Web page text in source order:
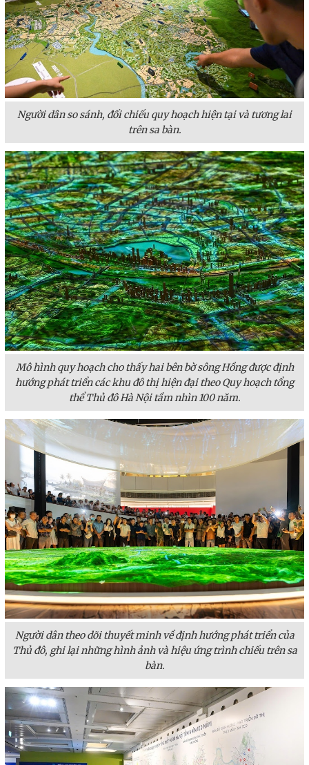
Người dân so sánh, đối chiếu quy hoạch hiện tại và tương lai
trên sa bàn.
Mô hình quy hoạch cho thấy hai bên bờ sông Hồng được định
hướng phát triển các khu đô thị hiện đại theo Quy hoạch tổng
thể Thủ đô Hà Nội tầm nhìn 100 năm.
Người dân theo dõi thuyết minh về định hướng phát triển của
Thủ đô, ghi lại những hình ảnh và hiệu ứng trình chiếu trên sa
bàn.